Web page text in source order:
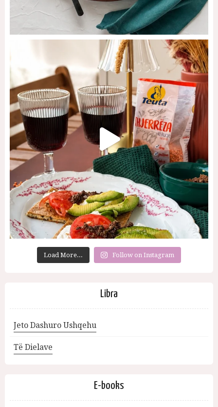
Load More... Follow on Instagram
Libra
Jeto Dashuro Ushqehu
Të Dielave
E-books